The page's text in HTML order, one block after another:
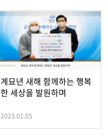
계묘년 새해 함께하는 행복
한 세상을 발원하며
2023.01.05